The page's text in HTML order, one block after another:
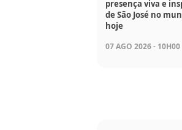
presença viva e
de São José no
hoje
07 AGO 2026 - 10H00